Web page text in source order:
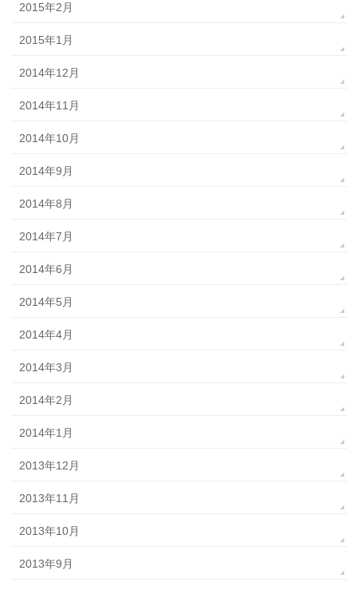
2015年2月
2015年1月
2014年12月
2014年11月
2014年10月
2014年9月
2014年8月
2014年7月
2014年6月
2014年5月
2014年4月
2014年3月
2014年2月
2014年1月
2013年12月
2013年11月
2013年10月
2013年9月